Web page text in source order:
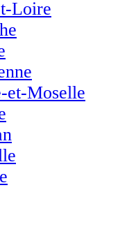
Loire
et-Moselle